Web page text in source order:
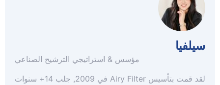
سيلفيا
مؤسس & استراتيجي الترشيح الصناعي
لقد قمت بتأسيس Airy Filter في 2009, جلب 14+ سنوات